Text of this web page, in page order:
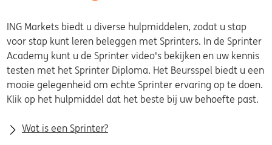
ING Markets biedt u diverse hulpmiddelen, zodat u stap
voor stap kunt leren beleggen met Sprinters. In de Sprinter
Academy kunt u de Sprinter video's bekijken en uw kennis
testen met het Sprinter Diploma. Het Beursspel biedt u een
mooie gelegenheid om echte Sprinter ervaring op te doen.
Klik op het hulpmiddel dat het beste bij uw behoefte past.
Wat is een Sprinter?